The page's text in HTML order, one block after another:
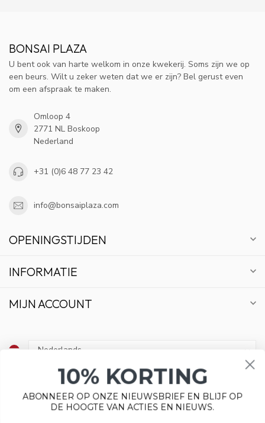
BONSAI PLAZA
U bent ook van harte welkom in onze kwekerij. Soms zijn we op
een beurs. Wilt u zeker weten dat we er zijn? Bel gerust even
om een afspraak te maken.
Omloop 4
2771 NL Boskoop
Nederland
+31 (0)6 48 77 23 42
info@bonsaiplaza.com
OPENINGSTIJDEN
INFORMATIE
MIJN ACCOUNT
10% KORTING
ABONNEER OP ONZE NIEUWSBRIEF EN BLIJF OP
DE HOOGTE VAN ACTIES EN NIEUWS.